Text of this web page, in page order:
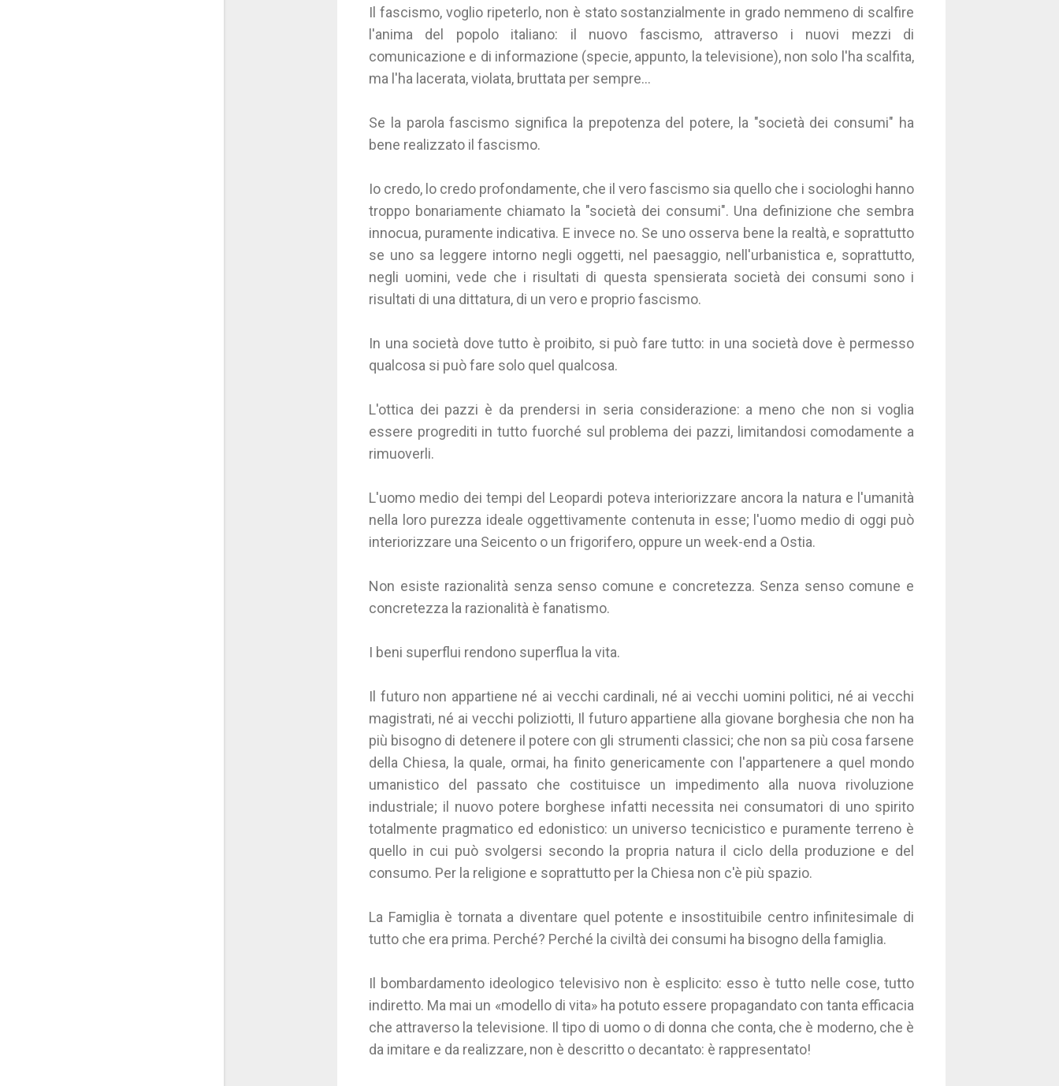
Il fascismo, voglio ripeterlo, non è stato sostanzialmente in grado nemmeno di scalfire
l'anima del popolo italiano: il nuovo fascismo, attraverso i nuovi mezzi di
comunicazione e di informazione (specie, appunto, la televisione), non solo l'ha scalfita,
ma l'ha lacerata, violata, bruttata per sempre...
Se la parola fascismo significa la prepotenza del potere, la "società dei consumi" ha
bene realizzato il fascismo.
Io credo, lo credo profondamente, che il vero fascismo sia quello che i sociologhi hanno
troppo bonariamente chiamato la "società dei consumi". Una definizione che sembra
innocua, puramente indicativa. E invece no. Se uno osserva bene la realtà, e soprattutto
se uno sa leggere intorno negli oggetti, nel paesaggio, nell'urbanistica e, soprattutto,
negli uomini, vede che i risultati di questa spensierata società dei consumi sono i
risultati di una dittatura, di un vero e proprio fascismo.
In una società dove tutto è proibito, si può fare tutto: in una società dove è permesso
qualcosa si può fare solo quel qualcosa.
L'ottica dei pazzi è da prendersi in seria considerazione: a meno che non si voglia
essere progrediti in tutto fuorché sul problema dei pazzi, limitandosi comodamente a
rimuoverli.
L'uomo medio dei tempi del Leopardi poteva interiorizzare ancora la natura e l'umanità
nella loro purezza ideale oggettivamente contenuta in esse; l'uomo medio di oggi può
interiorizzare una Seicento o un frigorifero, oppure un week-end a Ostia.
Non esiste razionalità senza senso comune e concretezza. Senza senso comune e
concretezza la razionalità è fanatismo.
I beni superflui rendono superflua la vita.
Il futuro non appartiene né ai vecchi cardinali, né ai vecchi uomini politici, né ai vecchi
magistrati, né ai vecchi poliziotti, Il futuro appartiene alla giovane borghesia che non ha
più bisogno di detenere il potere con gli strumenti classici; che non sa più cosa farsene
della Chiesa, la quale, ormai, ha finito genericamente con l'appartenere a quel mondo
umanistico del passato che costituisce un impedimento alla nuova rivoluzione
industriale; il nuovo potere borghese infatti necessita nei consumatori di uno spirito
totalmente pragmatico ed edonistico: un universo tecnicistico e puramente terreno è
quello in cui può svolgersi secondo la propria natura il ciclo della produzione e del
consumo. Per la religione e soprattutto per la Chiesa non c'è più spazio.
La Famiglia è tornata a diventare quel potente e insostituibile centro infinitesimale di
tutto che era prima. Perché? Perché la civiltà dei consumi ha bisogno della famiglia.
Il bombardamento ideologico televisivo non è esplicito: esso è tutto nelle cose, tutto
indiretto. Ma mai un «modello di vita» ha potuto essere propagandato con tanta efficacia
che attraverso la televisione. Il tipo di uomo o di donna che conta, che è moderno, che è
da imitare e da realizzare, non è descritto o decantato: è rappresentato!